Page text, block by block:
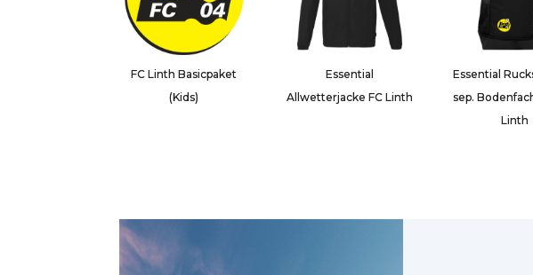
FC Linth Basicpaket
(Kids)
Essential
Allwetterjacke FC Linth
Essential
sep.
Linth